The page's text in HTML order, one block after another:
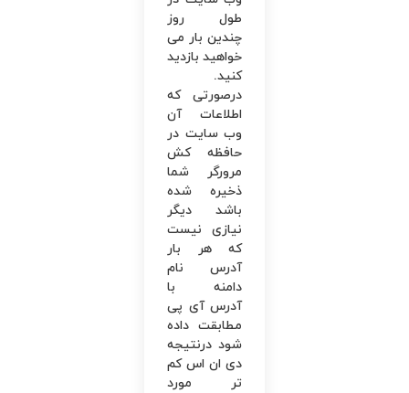
طول روز
چندین‌ بار می
‌خواهید بازدید
کنید.
درصورتی ‌که
اطلاعات آن
وب‌ سایت در
حافظه کش
مرورگر شما
ذخیره شده
باشد دیگر
نیازی نیست
که هر بار
آدرس نام
دامنه با
آدرس آی پی
مطابقت داده
شود درنتیجه
دی ان اس کم
‌تر مورد